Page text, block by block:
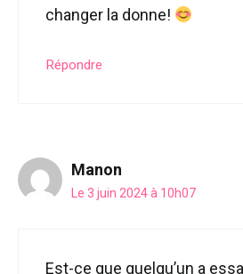
changer la donne!
Répondre
Manon
Le 3 juin 2024 à 10h07
Est-ce que quelqu’un a